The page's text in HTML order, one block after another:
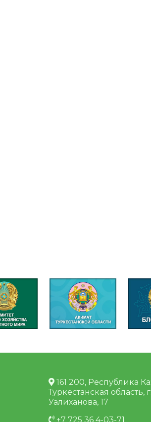
161 200, Республика
Туркестанская область,
Уалиханова, 17
+7 725 36 4-03-71